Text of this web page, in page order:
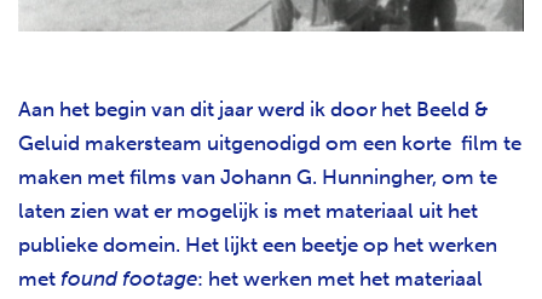
Aan het begin van dit jaar werd ik door het Beeld &
Geluid makersteam uitgenodigd om een korte film te
maken met films van Johann G. Hunningher, om te
laten zien wat er mogelijk is met materiaal uit het
publieke domein. Het lijkt een beetje op het werken
met found footage: het werken met het materiaal